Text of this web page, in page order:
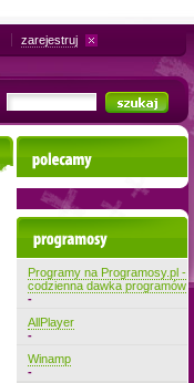
zarejestruj
Polecamy
Najnowsze programy
Programy na Programosy.pl -
codzienna dawka programów
-
AllPlayer
-
Winamp
-